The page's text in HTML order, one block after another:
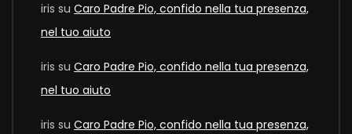
iris su Caro Padre Pio, confido nella tua presenza,
nel tuo aiuto
iris su Caro Padre Pio, confido nella tua presenza,
nel tuo aiuto
iris su Caro Padre Pio, confido nella tua presenza,